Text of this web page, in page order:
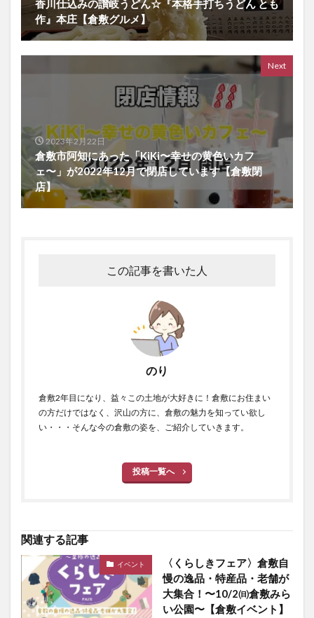
香川仕込みの讃岐うどん☆『本格手打ちうどん とも
作』本庄【倉敷グルメ】
Next
2023年2月22日
倉敷市阿知にあった「KiKi〜幸せの黄色いカフ
ェ〜」が2022年12月で閉店しています【倉敷閉
店】
この記事を書いた人
のり
倉敷2年目になり、益々この土地が大好きに！倉敷にお住まい
の方だけではなく、沢山の方に、倉敷の魅力を知ってい欲し
い・・・そんな今の倉敷の姿を、ご紹介していきます。
投稿一覧へ
関連する記事
イベント
〈くらしきフェア〉倉敷自
慢の逸品・特産品・老舗が
大集合！〜10/2㈰倉敷みら
い公園〜【倉敷イベント】